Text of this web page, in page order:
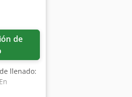
llenado: